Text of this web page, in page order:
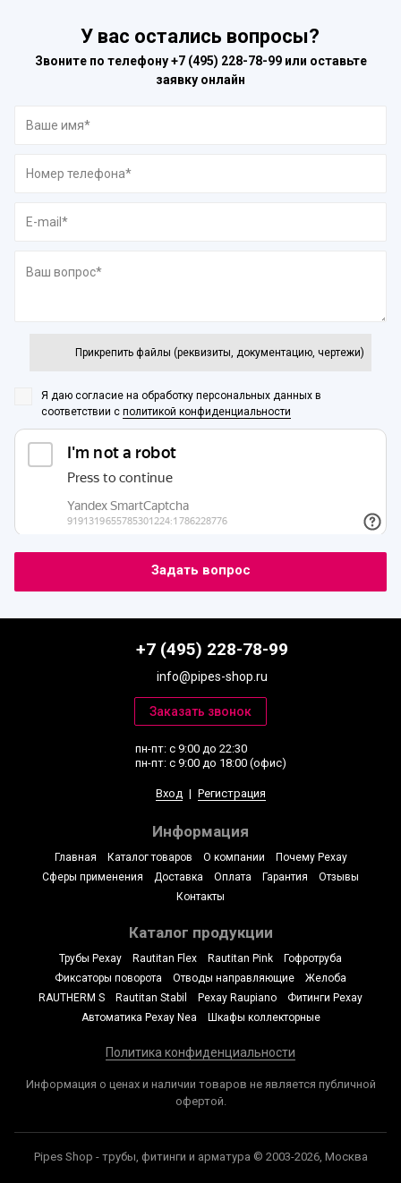
У вас остались вопросы?
Звоните по телефону+7 (495) 228-78-99или оставьте
заявку онлайн
Прикрепить файлы (реквизиты, документацию, чертежи)
Я даю согласие на обработку персональных данных в
соответствии с политикой конфиденциальности
+7 (495) 228-78-99
info@pipes-shop.ru
пн-пт: с 9:00 до 22:30
пн-пт: с 9:00 до 18:00 (офис)
Вход | Регистрация
Информация
Главная Каталог товаров О компании
Почему Рехау
Сферы применения
Доставка Оплата Гарантия
Отзывы
Контакты
Каталог продукции
Трубы Рехау Rautitan Flex Rautitan Pink
Гофротруба
Фиксаторы поворота
Отводы направляющие
Желоба
RAUTHERM S
Rautitan Stabil Рехау Raupiano
Фитинги Рехау
Автоматика Рехау Nea
Шкафы коллекторные
Политика конфиденциальности
Информация о ценах и наличии товаров не является публичной
офертой.
Pipes Shop - трубы, фитинги и арматура © 2003-2026, Москва